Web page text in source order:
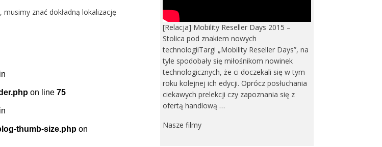
znać dokładną lokalizację
[Relacja] Mobility Reseller Days 2015 –
Stolica pod znakiem nowych
technologiiTargi „Mobility Reseller Days”, na
tyle spodobały się miłośnikom nowinek
technologicznych, że ci doczekali się w tym
roku kolejnej ich edycji. Oprócz posłuchania
ciekawych prelekcji czy zapoznania się z
ofertą handlową …
Nasze filmy